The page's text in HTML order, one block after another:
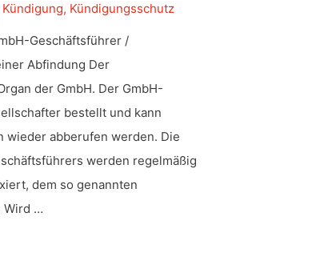
Kündigung, Kündigungsschutz
Geschäftsführer /
Abfindung Der
der GmbH. Der GmbH-
bestellt und kann
wieder abberufen werden. Die
werden regelmäßig
dem so genannten
Wird …